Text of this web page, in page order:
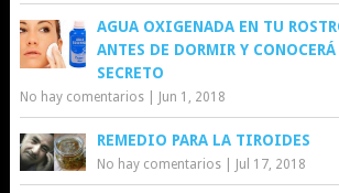
AGUA OXIGENADA EN TU
ANTES DE DORMIR Y
SECRETO
No hay comentarios| Jun 1, 2018
REMEDIO PARA LA TIROIDES
No hay comentarios| Jul 17, 2018